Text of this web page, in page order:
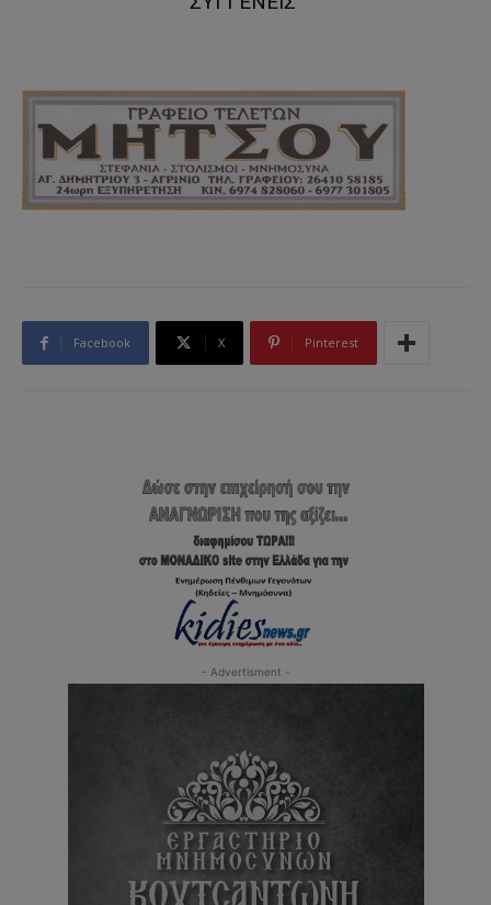
Facebook X Pinterest
- Advertisment -